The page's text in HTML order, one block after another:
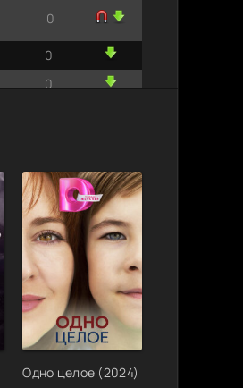
0
0
0
0
Одно целое (2024)